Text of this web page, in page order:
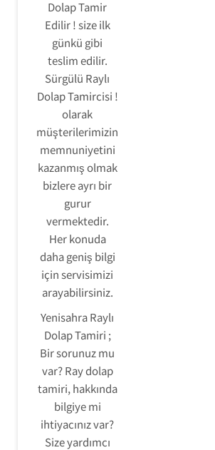
Dolap Tamir
Edilir ! size ilk
günkü gibi
teslim edilir.
Sürgülü Raylı
Dolap Tamircisi !
olarak
müşterilerimizin
memnuniyetini
kazanmış olmak
bizlere ayrı bir
gurur
vermektedir.
Her konuda
daha geniş bilgi
için servisimizi
arayabilirsiniz.
Yenisahra Raylı
Dolap Tamiri ;
Bir sorunuz mu
var? Ray dolap
tamiri, hakkında
bilgiye mi
ihtiyacınız var?
Size yardımcı